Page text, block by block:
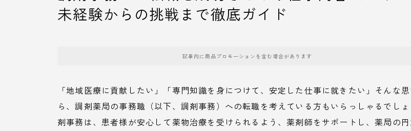
未経験からの挑戦まで徹底ガイド
記事内に商品プロモーションを含む場合があります
「地域医療に貢献したい」「専門知識を身につけて、安定した仕事に就きたい」そんな
ら、調剤薬局の事務職（以下、調剤事務）への転職を考えている方もいらっしゃるでし
剤事務は、患者様が安心して薬物治療を受けられるよう、薬剤師をサポートし、薬局の